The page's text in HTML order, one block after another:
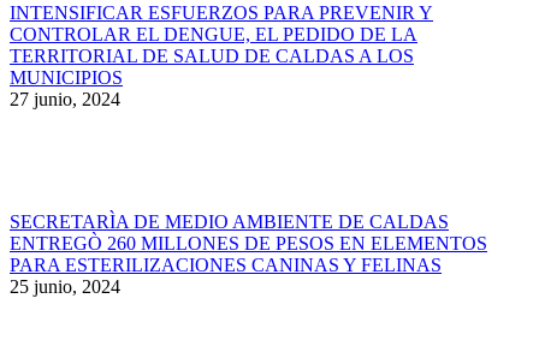
INTENSIFICAR ESFUERZOS PARA PREVENIR Y
CONTROLAR EL DENGUE, EL PEDIDO DE LA
TERRITORIAL DE SALUD DE CALDAS A LOS
MUNICIPIOS
27 junio, 2024
SECRETARÌA DE MEDIO AMBIENTE DE CALDAS
ENTREGÒ 260 MILLONES DE PESOS EN ELEMENTOS
PARA ESTERILIZACIONES CANINAS Y FELINAS
25 junio, 2024